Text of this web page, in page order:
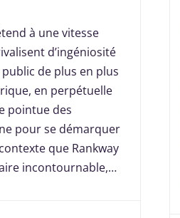
à une vitesse
d’ingéniosité
de plus en plus
en perpétuelle
pointue des
pour se démarquer
que Rankway
incontournable,…